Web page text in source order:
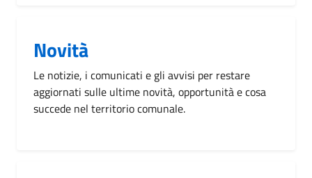
Novità
Le notizie, i comunicati e gli avvisi per restare
aggiornati sulle ultime novità, opportunità e cosa
succede nel territorio comunale.